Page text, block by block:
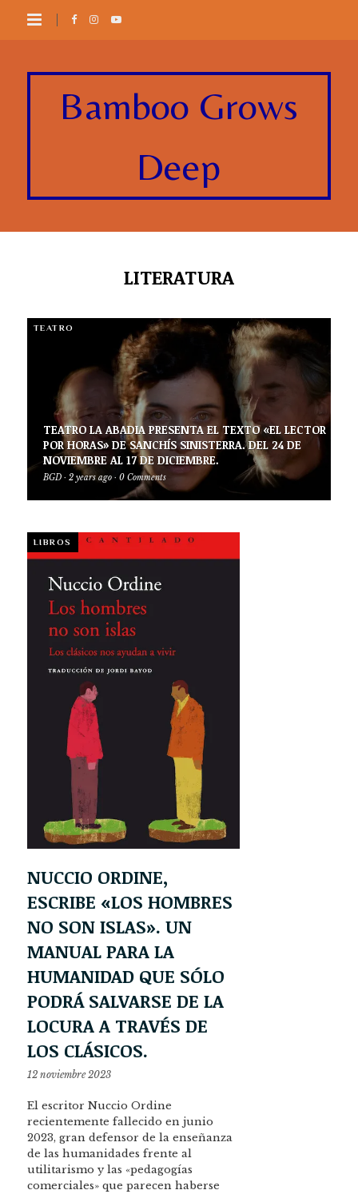
Bamboo Grows
Deep
LITERATURA
TEATRO
TEATRO LA ABADIA PRESENTA EL TEXTO «EL LECTOR
POR HORAS» DE SANCHÍS SINISTERRA. DEL 24 DE
NOVIEMBRE AL 17 DE DICIEMBRE.
BGD · 2 years ago · 0 Comments
LIBROS
NUCCIO ORDINE,
ESCRIBE «LOS HOMBRES
NO SON ISLAS». UN
MANUAL PARA LA
HUMANIDAD QUE SÓLO
PODRÁ SALVARSE DE LA
LOCURA A TRAVÉS DE
LOS CLÁSICOS.
12 noviembre 2023
El escritor Nuccio Ordine
recientemente fallecido en junio
2023, gran defensor de la enseñanza
de las humanidades frente al
utilitarismo y las «pedagogías
comerciales» que parecen haberse